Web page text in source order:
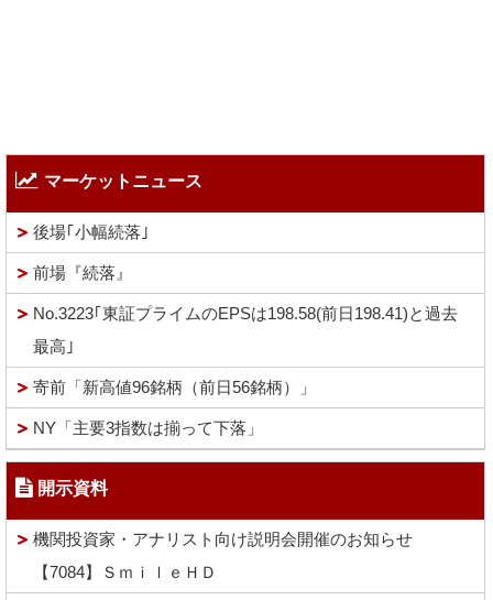
マーケットニュース
後場｢小幅続落｣
前場『続落』
No.3223｢東証プライムのEPSは198.58(前日198.41)と過去
最高｣
寄前「新高値96銘柄（前日56銘柄）」
NY「主要3指数は揃って下落」
開示資料
機関投資家・アナリスト向け説明会開催のお知らせ
【7084】ＳｍｉｌｅＨＤ